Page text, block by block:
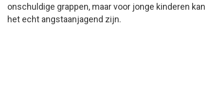
onschuldige grappen, maar voor jonge kinderen kan
het echt angstaanjagend zijn.